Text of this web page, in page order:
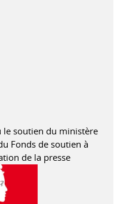
le soutien du ministère
Fonds de soutien à
de la presse